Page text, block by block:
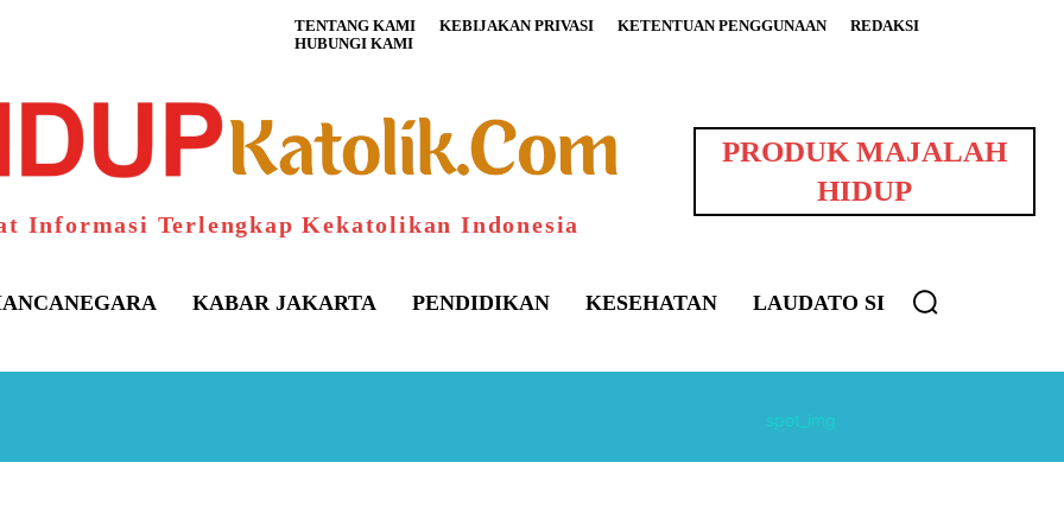
TENTANG KAMI KEBIJAKAN PRIVASI KETENTUAN PENGGUNAAN
REDAKSI
HUBUNGI KAMI
Informasi Terlengkap Kekatolikan Indonesia
PRODUK MAJALAH
HIDUP
KABAR JAKARTA PENDIDIKAN KESEHATAN LAUDATO SI